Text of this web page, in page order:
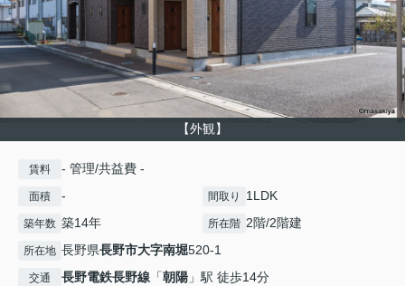
【外観】
賃料 - 管理/共益費 -
面積 - 間取り 1LDK
築年数 築14年 所在階 2階/2階建
所在地 長野県長野市大字南堀520-1
交通 長野電鉄長野線 「朝陽 」駅 徒歩14分